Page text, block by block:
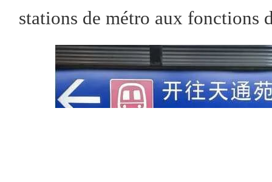
stations de métro aux fonctions